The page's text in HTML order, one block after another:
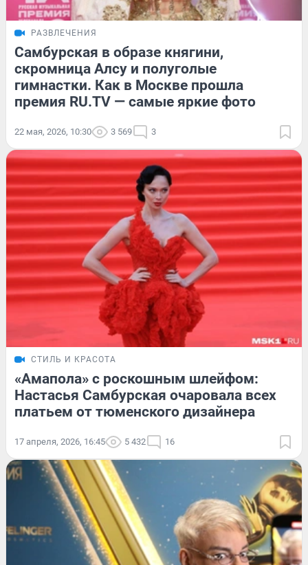
РАЗВЛЕЧЕНИЯ
Самбурская в образе княгини,
скромница Алсу и полуголые
гимнастки. Как в Москве прошла
премия RU.TV — самые яркие фото
22 мая, 2026, 10:30 3 569 3
СТИЛЬ И КРАСОТА
«Амапола» с роскошным шлейфом:
Настасья Самбурская очаровала всех
платьем от тюменского дизайнера
17 апреля, 2026, 16:45 5 432 16